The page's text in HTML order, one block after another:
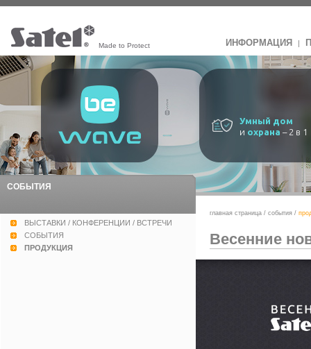
Made to Protect ИНФОРМАЦИЯ |
Умный дом
и охрана – 2 в 1
СОБЫТИЯ
ВЫСТАВКИ / КОНФЕРЕНЦИИ / ВСТРЕЧИ
СОБЫТИЯ
ПРОДУКЦИЯ
главная страница / события /
Весенние